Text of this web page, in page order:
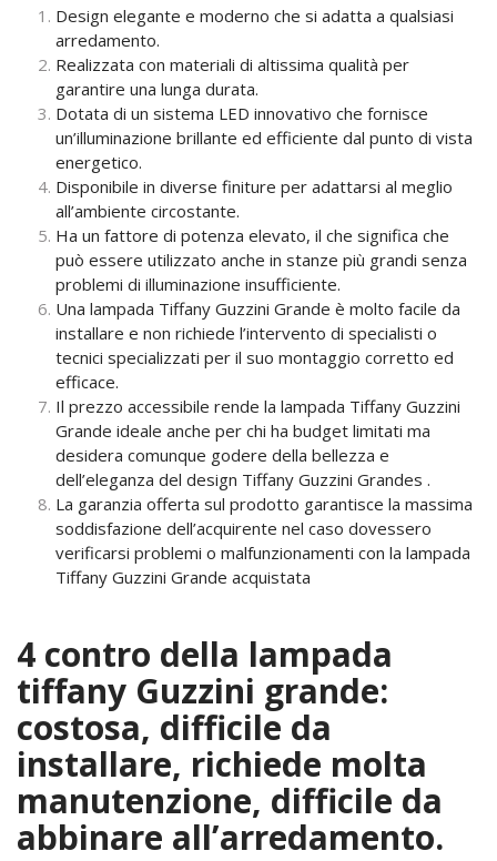
Design elegante e moderno che si adatta a qualsiasi
arredamento.
Realizzata con materiali di altissima qualità per
garantire una lunga durata.
Dotata di un sistema LED innovativo che fornisce
un’illuminazione brillante ed efficiente dal punto di vista
energetico.
Disponibile in diverse finiture per adattarsi al meglio
all’ambiente circostante.
Ha un fattore di potenza elevato, il che significa che
può essere utilizzato anche in stanze più grandi senza
problemi di illuminazione insufficiente.
Una lampada Tiffany Guzzini Grande è molto facile da
installare e non richiede l’intervento di specialisti o
tecnici specializzati per il suo montaggio corretto ed
efficace.
Il prezzo accessibile rende la lampada Tiffany Guzzini
Grande ideale anche per chi ha budget limitati ma
desidera comunque godere della bellezza e
dell’eleganza del design Tiffany Guzzini Grandes .
La garanzia offerta sul prodotto garantisce la massima
soddisfazione dell’acquirente nel caso dovessero
verificarsi problemi o malfunzionamenti con la lampada
Tiffany Guzzini Grande acquistata
4 contro della lampada
tiffany Guzzini grande:
costosa, difficile da
installare, richiede molta
manutenzione, difficile da
abbinare all’arredamento.